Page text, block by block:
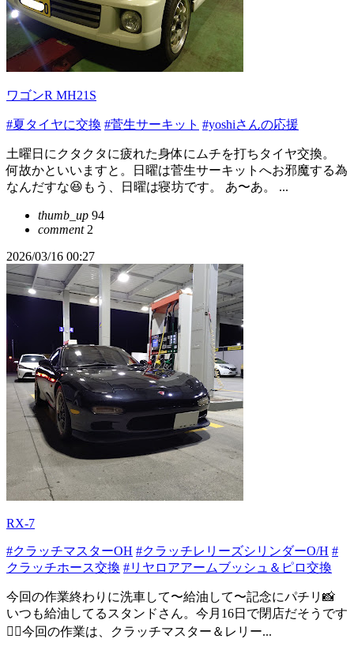
ワゴンR MH21S
#夏タイヤに交換 #菅生サーキット #yoshiさんの応援
土曜日にクタクタに疲れた身体にムチを打ちタイヤ交換。
何故かといいますと。日曜は菅生サーキットへお邪魔する為
なんだすな😆もう、日曜は寝坊です。 あ〜あ。 ...
thumb_up 94
comment2
2026/03/16 00:27
RX-7
#クラッチマスターOH #クラッチレリーズシリンダーO/H #
クラッチホース交換 #リヤロアアームブッシュ＆ピロ交換
今回の作業終わりに洗車して〜給油して〜記念にパチリ📸
いつも給油してるスタンドさん。今月16日で閉店だそうです
😮‍💨今回の作業は、クラッチマスター＆レリー...